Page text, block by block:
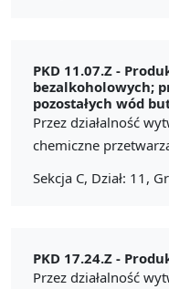
PKD 11.07.Z -
bezalkoholowych;
pozostałych wód
Przez działalność
chemiczne
Sekcja C, Dział: 11,
PKD 17.24.Z -
Przez działalność